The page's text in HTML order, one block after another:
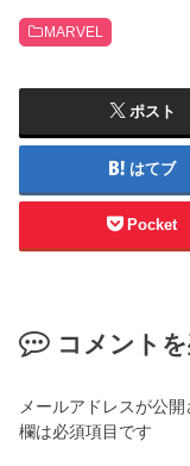
MARVEL
ポスト
はてブ
Pocket
コメント
メールアドレスが公
欄は必須項目です